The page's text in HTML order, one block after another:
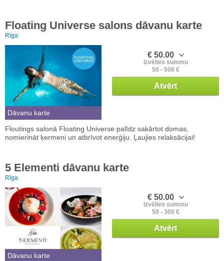
Floating Universe salons dāvanu karte
Rīga
Dāvanu karte
€ 50.00
Izvēlies summu
50 - 500 €
Atvērt
Floutings salonā Floating Universe palīdz sakārtot domas,
nomierināt ķermeni un atbrīvot enerģiju. Ļaujies relaksācijai!
5 Elementi dāvanu karte
Rīga
Dāvanu karte
€ 50.00
Izvēlies summu
50 - 300 €
Atvērt